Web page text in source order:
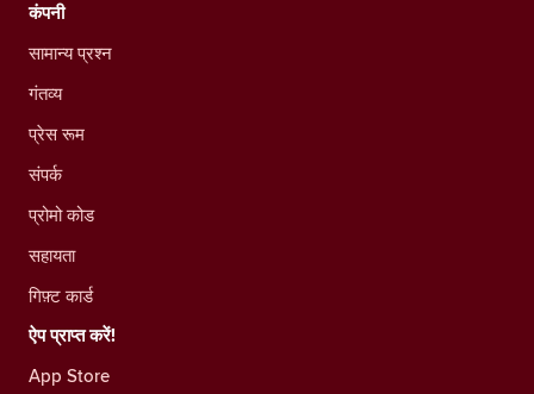
कंपनी
सामान्य प्रश्न
गंतव्य
प्रेस रूम
संपर्क
प्रोमो कोड
सहायता
गिफ़्ट कार्ड
ऐप प्राप्त करें!
App Store